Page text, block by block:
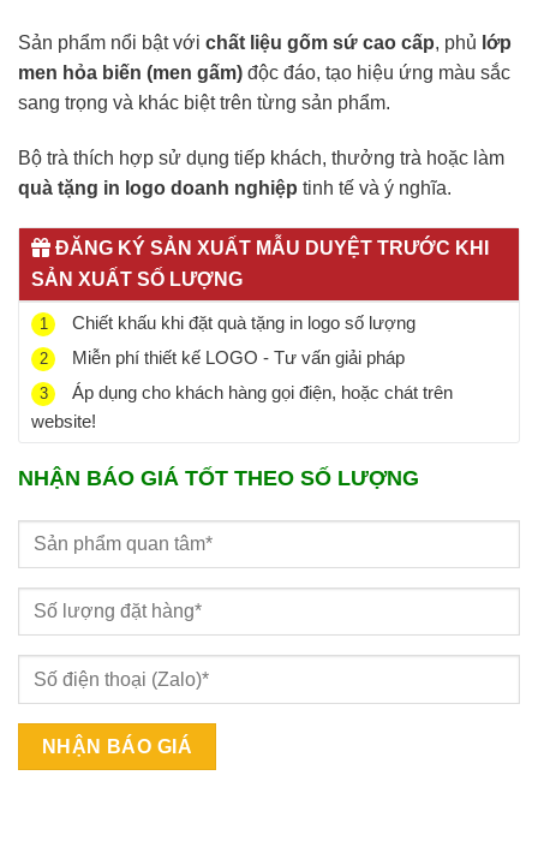
Sản phẩm nổi bật với chất liệu gốm sứ cao cấp, phủ lớp
men hỏa biến (men gấm) độc đáo, tạo hiệu ứng màu sắc
sang trọng và khác biệt trên từng sản phẩm.
Bộ trà thích hợp sử dụng tiếp khách, thưởng trà hoặc làm
quà tặng in logo doanh nghiệp tinh tế và ý nghĩa.
ĐĂNG KÝ SẢN XUẤT MẪU DUYỆT TRƯỚC KHI
SẢN XUẤT SỐ LƯỢNG
1 Chiết khấu khi đặt quà tặng in logo số lượng
2 Miễn phí thiết kế LOGO - Tư vấn giải pháp
3
Áp dụng cho khách hàng gọi điện, hoặc chát trên
website!
NHẬN BÁO GIÁ TỐT THEO SỐ LƯỢNG